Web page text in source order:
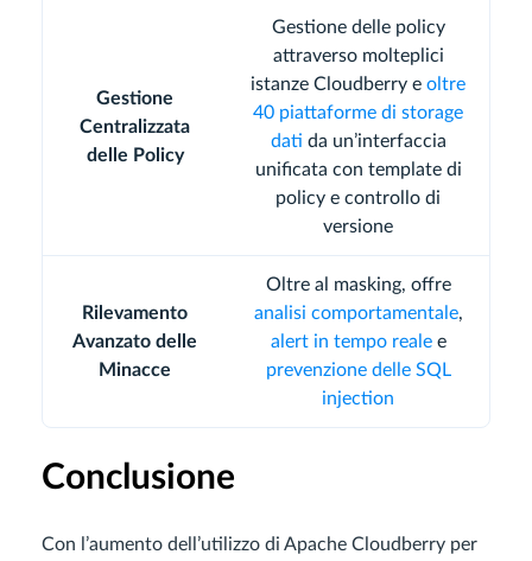
Gestione
Centralizzata
delle Policy
Gestione delle policy
attraverso molteplici
istanze Cloudberry e oltre
40 piattaforme di storage
dati da un’interfaccia
unificata con template di
policy e controllo di
versione
Rilevamento
Avanzato delle
Minacce
Oltre al masking, offre
analisi comportamentale,
alert in tempo realee
prevenzione delle SQL
injection
Conclusione
Con l’aumento dell’utilizzo di Apache Cloudberry per